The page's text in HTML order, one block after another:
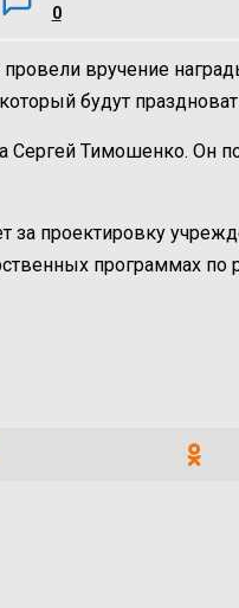
0
провели вручение
будут
Сергей Тимошенко. Он
за проектировку
программах